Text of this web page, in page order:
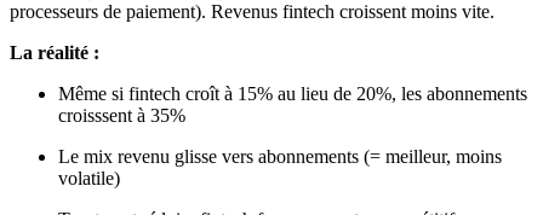
processeurs de paiement). Revenus fintech croissent moins vite.
La réalité :
Même si fintech croît à 15% au lieu de 20%, les abonnements
croisssent à 35%
Le mix revenu glisse vers abonnements (= meilleur, moins
volatile)